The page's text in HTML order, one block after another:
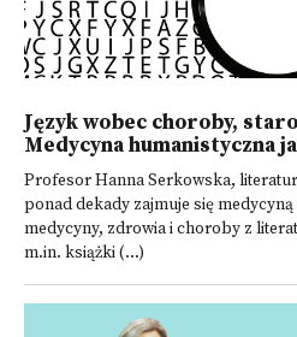
Język wobec choroby,
Medycyna humanistyczna
Profesor Hanna Serkowska,
ponad dekady zajmuje się
medycyny, zdrowia i choroby z
m.in. książki (...)